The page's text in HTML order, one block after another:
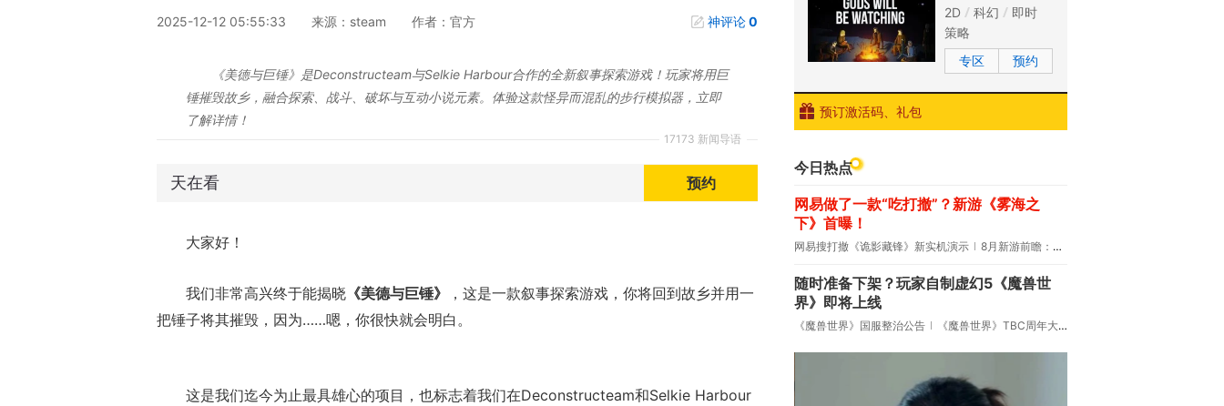
2025-12-12 05:55:33 来源：steam 作者：官方 神评论0
17173 新闻导语
《美德与巨锤》是Deconstructeam与Selkie Harbour合作的全新叙事探索游戏！玩家将用巨
锤摧毁故乡，融合探索、战斗、破坏与互动小说元素。体验这款怪异而混乱的步行模拟器，立即
了解详情！
天在看 预约
大家好！
我们非常高兴终于能揭晓 《美德与巨锤》
，这是一款叙事探索游戏，你将回到故乡并用一
把锤子将其摧毁，因为……嗯，你很快就会明白。
这是我们迄今为止最具雄心的项目，也标志着我们在Deconstructeam和Selkie Harbour
2D 科幻
即时
策略
专区
预约
预订激活码、礼包
今日热点
网易做了一款“吃打撤”？新游《雾海之
下》首曝！
网易搜打撤《诡影藏锋》新实机演示 8月新游前瞻：《诡秘之主》领衔
随时准备下架？玩家自制虚幻5《魔兽世
界》即将上线
《魔兽世界》国服整治公告 《魔兽世界》TBC周年大更：双经典团本回归！